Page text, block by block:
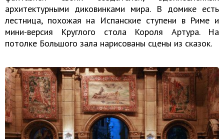
архитектурными диковинками мира. В домике есть
лестница, похожая на Испанские ступени в Риме и
мини-версия Круглого стола Короля Артура. На
потолке Большого зала нарисованы сцены из сказок.